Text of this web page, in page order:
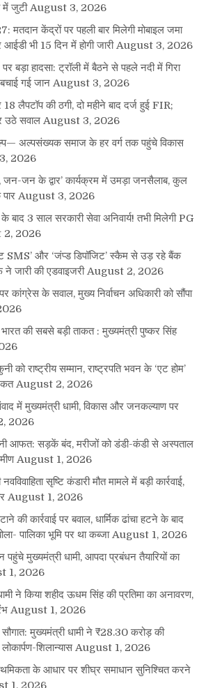
में जुटी August 3, 2026
मतदान केंद्रों पर पहली बार मिलेगी मोबाइल जमा
भी 15 दिन में होगी जारी August 3, 2026
पर बड़ा हादसा: ट्रॉली में बैठने से पहले नदी में गिरा
गई जान August 3, 2026
लैपटॉप की ठगी, दो महीने बाद दर्ज हुई FIR;
उठे सवाल August 3, 2026
अल्पसंख्यक समाज के हर वर्ग तक पहुंचे विकास
2026
जन के द्वार’ कार्यक्रम में उमड़ा जनसैलाब, कुल
August 3, 2026
3 साल सरकारी सेवा अनिवार्य! तभी मिलेगी PG
2, 2026
SMS’ और ‘जंप्ड डिपॉजिट’ स्कैम से उड़ रहे बैंक
जारी की एडवाइजरी August 2, 2026
कांग्रेस के सवाल, मुख्य निर्वाचन अधिकारी को सौंपा
भारत की सबसे बड़ी ताकत : मुख्यमंत्री पुष्कर सिंह
को राष्ट्रीय सम्मान, राष्ट्रपति भवन के ‘एट होम’
August 2, 2026
में मुख्यमंत्री धामी, विकास और जनकल्याण पर
2026
आफत: सड़कें बंद, मरीजों को डंडी-कंडी से अस्पताल
August 1, 2026
सृष्टि कंडारी मौत मामले में बड़ी कार्रवाई,
August 1, 2026
की कार्रवाई पर बवाल, धार्मिक ढांचा हटने के बाद
पालिका भूमि पर था कब्जा August 1, 2026
मुख्यमंत्री धामी, आपदा प्रबंधन तैयारियों का
1, 2026
ने किया शहीद ऊधम सिंह की प्रतिमा का अनावरण,
August 1, 2026
मुख्यमंत्री धामी ने ₹28.30 करोड़ की
शिलान्यास August 1, 2026
के आधार पर शीघ्र समाधान सुनिश्चित करने
1, 2026